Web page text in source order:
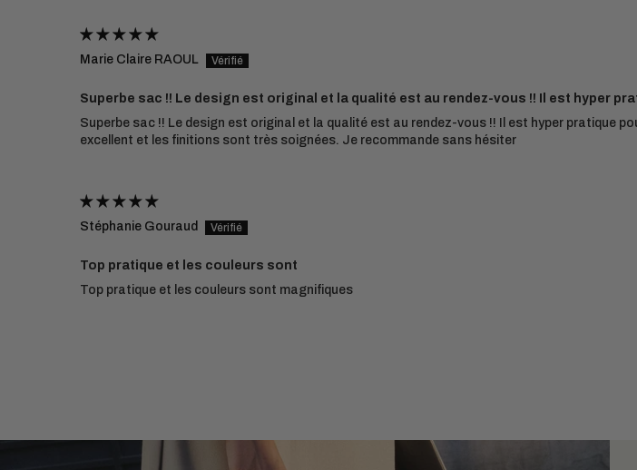
Marie Claire RAOUL
Superbe sac !! Le design est original et la qualité est au rendez-vous !! Il est hyper
Superbe sac !! Le design est original et la qualité est au rendez-vous !! Il est hyper pratique
excellent et les finitions sont très soignées. Je recommande sans hésiter
Stéphanie Gouraud
Top pratique et les couleurs sont
Top pratique et les couleurs sont magnifiques